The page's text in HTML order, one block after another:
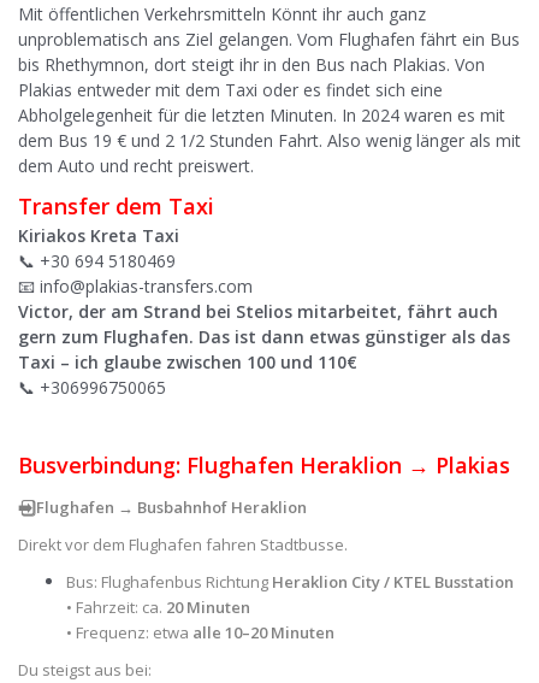
Mit öffentlichen Verkehrsmitteln Könnt ihr auch ganz
unproblematisch ans Ziel gelangen. Vom Flughafen fährt ein Bus
bis Rhethymnon, dort steigt ihr in den Bus nach Plakias. Von
Plakias entweder mit dem Taxi oder es findet sich eine
Abholgelegenheit für die letzten Minuten. In 2024 waren es mit
dem Bus 19 € und 2 1/2 Stunden Fahrt. Also wenig länger als mit
dem Auto und recht preiswert.
Transfer dem Taxi
Kiriakos Kreta Taxi
📞 +30 694 5180469
📧 info@plakias-transfers.com
Victor, der am Strand bei Stelios mitarbeitet, fährt auch
gern zum Flughafen. Das ist dann etwas günstiger als das
Taxi – ich glaube zwischen 100 und 110€
📞 +306996750065
Busverbindung: Flughafen Heraklion → Plakias
➡️⃣ Flughafen → Busbahnhof Heraklion
Direkt vor dem Flughafen fahren Stadtbusse.
Bus: Flughafenbus Richtung Heraklion City / KTEL Busstation
• Fahrzeit: ca. 20 Minuten
• Frequenz: etwa alle 10–20 Minuten
Du steigst aus bei: